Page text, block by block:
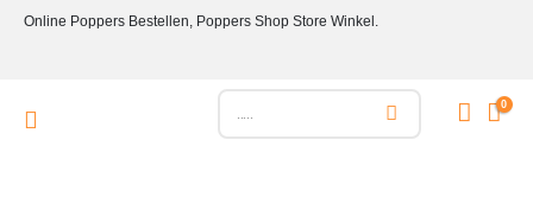
Online Poppers Bestellen, Poppers Shop Store Winkel.
0